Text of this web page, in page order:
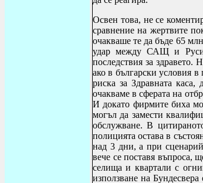
Освен това, не се
сравнение на жертвите
очакваше те да бъде 65
удар между САЩ и
последствия за здравето.
ако в български условия
риска за Здравната
очакваме в сферата на
И докато фирмите биха
могъл да замести
обслужване. В
полицията остава в
над 3 дни, а при
вече се поставя въпроса,
селища и квартали с
използване на